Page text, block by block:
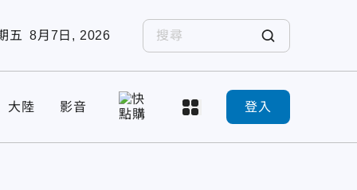
五 8月7日, 2026
大陸 影音 登入